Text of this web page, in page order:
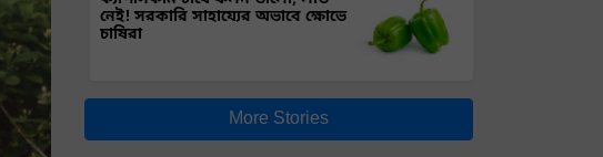
নেই! সরকারি সাহায্যের অভাবে ক্ষোভে
চাষিরা
More Stories